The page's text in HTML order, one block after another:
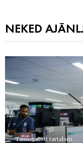
NEKED
Támogatott tartalom